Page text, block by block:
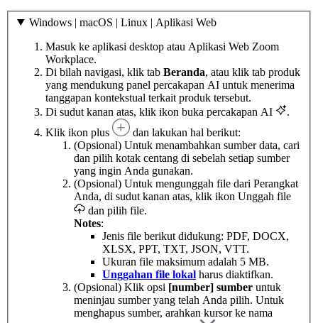
Windows | macOS | Linux | Aplikasi Web
Masuk ke aplikasi desktop atau Aplikasi Web Zoom
Workplace.
Di bilah navigasi, klik tab Beranda, atau klik tab produk
yang mendukung panel percakapan AI untuk menerima
tanggapan kontekstual terkait produk tersebut.
Di sudut kanan atas, klik ikon buka percakapan AI
.
Klik ikon plus
dan lakukan hal berikut:
(Opsional) Untuk menambahkan sumber data, cari
dan pilih kotak centang di sebelah setiap sumber
yang ingin Anda gunakan.
(Opsional) Untuk mengunggah file dari Perangkat
Anda, di sudut kanan atas, klik ikon Unggah file
dan pilih file.
Notes:
Jenis file berikut didukung: PDF, DOCX,
XLSX, PPT, TXT, JSON, VTT.
Ukuran file maksimum adalah 5 MB.
Unggahan file lokal harus diaktifkan.
(Opsional) Klik opsi [number] sumber untuk
meninjau sumber yang telah Anda pilih. Untuk
menghapus sumber, arahkan kursor ke nama